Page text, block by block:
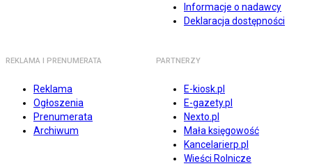
Informacje o nadawcy
Deklaracja dostępności
REKLAMA I PRENUMERATA
Reklama
Ogłoszenia
Prenumerata
Archiwum
PARTNERZY
E-kiosk.pl
E-gazety.pl
Nexto.pl
Mała księgowość
Kancelarierp.pl
Wieści Rolnicze